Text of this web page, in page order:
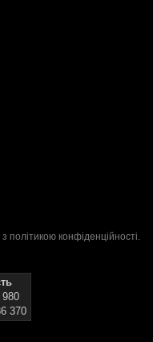
політикою конфіденційності.
370